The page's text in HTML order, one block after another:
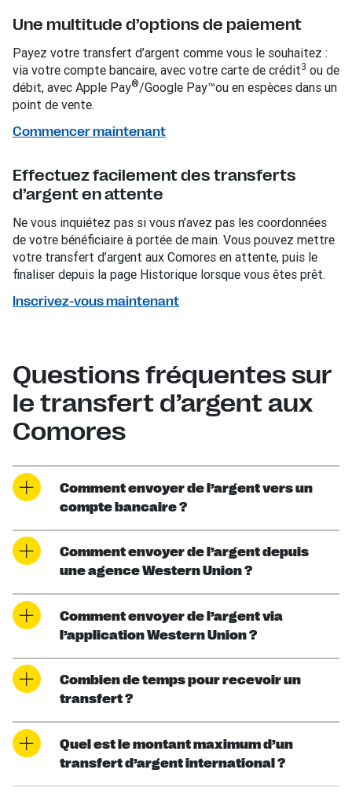
Une multitude d’options de paiement
Payez votre transfert d’argent comme vous le souhaitez :
via votre compte bancaire, avec votre carte de crédit3 ou de
débit, avec Apple Pay®/Google Pay™ou en espèces dans un
point de vente.
Commencer maintenant
Effectuez facilement des transferts
d’argent en attente
Ne vous inquiétez pas si vous n’avez pas les coordonnées
de votre bénéficiaire à portée de main. Vous pouvez mettre
votre transfert d’argent aux Comores en attente, puis le
finaliser depuis la page Historique lorsque vous êtes prêt.
Inscrivez-vous maintenant
Questions fréquentes sur
le transfert d’argent aux
Comores
Comment envoyer de l’argent vers un
compte bancaire ?
Comment envoyer de l’argent depuis
une agence Western Union ?
Comment envoyer de l’argent via
l’application Western Union ?
Combien de temps pour recevoir un
transfert ?
Quel est le montant maximum d’un
transfert d’argent international ?